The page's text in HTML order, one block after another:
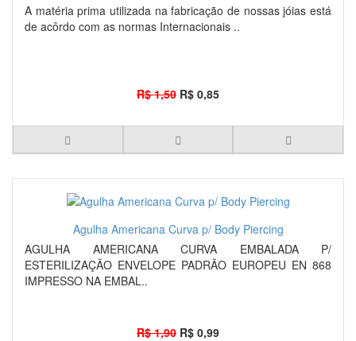
A matéria prima utilizada na fabricação de nossas jóias está
de acôrdo com as normas Internacionais ..
R$ 1,50 R$ 0,85
Agulha Americana Curva p/ Body Piercing
AGULHA AMERICANA CURVA EMBALADA P/
ESTERILIZAÇÃO ENVELOPE PADRÃO EUROPEU EN 868
IMPRESSO NA EMBAL..
R$ 1,90 R$ 0,99